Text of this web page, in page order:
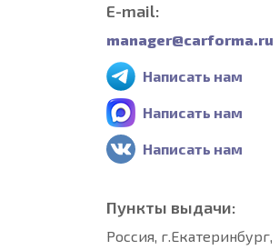
E-mail:
manager@carforma.ru
Написать нам
Написать нам
Написать нам
Пункты выдачи:
Россия, г.Екатеринбург,